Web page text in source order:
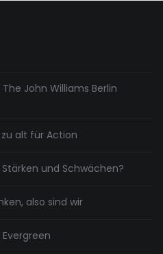
John Williams Berlin
alt für Action
und Schwächen?
also sind wir